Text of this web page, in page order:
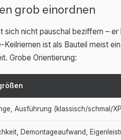
grob einordnen
nicht pauschal beziffern –
Keilriemen ist als Bauteil meist
Grobe Orientierung:
Ausführung (klassisch/schmal/
Demontageaufwand,